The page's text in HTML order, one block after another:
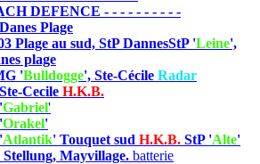
DEFENCE - - - - - - - - - -
Plage
Plage au sud, StP DannesStP 'Leine',
plage
'Bulldogge', Ste-Cécile Radar
Cecile H.K.B.
Gabriel'
Orakel'
Atlantik' Touquet sud H.K.B. StP 'Alte'
Mayvillage. batterie